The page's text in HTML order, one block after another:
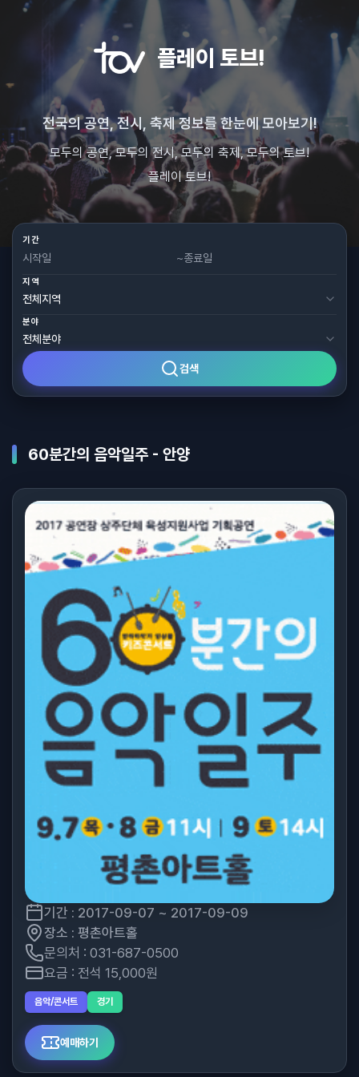
플레이 토브!
전국의 공연, 전시, 축제 정보를 한눈에 모아보기!
모두의 공연, 모두의 전시, 모두의 축제, 모두의 토브!
플레이 토브!
기간
~
지역
분야
검색
60분간의 음악일주 - 안양
기간 : 2017-09-07 ~ 2017-09-09
장소 : 평촌아트홀
문의처 : 031-687-0500
요금 : 전석 15,000원
음악/콘서트 경기
예매하기